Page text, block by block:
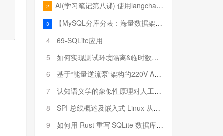
2 AI(学习笔记第八课) 使用langchain的embedding models
3
【MySQL分库分表：海量数据架构的终极解决方案】
4
69-SQLite应用
5
如何实现测试环境隔离&临时数据库（pytest+SQLite）
6
基于“能量逆流泵“架构的220V AC至20V DC 300W高效电源设计
7
认知语义学的象似性原理对人工智能自然语言处理深层语义分析的影响与启示
8
SPI 总线概述及嵌入式 Linux 从属 SPI 设备驱动程序开发（第二部分，实践）
9
如何用 Rust 重写 SQLite 数据库（二）:是否有市场空间？